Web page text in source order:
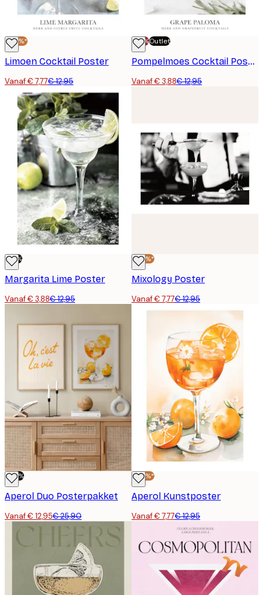
-40%*
Limoen Cocktail Poster
Vanaf € 7,77€ 12,95
-70%Outlet
Pompelmoes Cocktail Poster
Vanaf € 3,88€ 12,95
-70%
Margarita Lime Poster
Vanaf € 3,88€ 12,95
-40%*
Mixology Poster
Vanaf € 7,77€ 12,95
-50%
Aperol Duo Posterpakket
Vanaf € 12,95€ 25,90
-40%*
Aperol Kunstposter
Vanaf € 7,77€ 12,95